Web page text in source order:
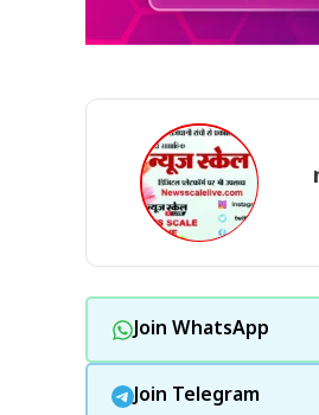
Join WhatsApp
Join Telegram